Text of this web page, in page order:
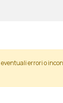
errori o